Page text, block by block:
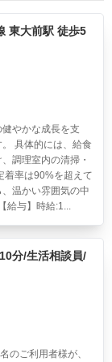
東大前駅 徒歩5
やかな成長を支
具体的には、給食
調理室内の清掃・
着率は90%を超えて
温かい雰囲気の中
給与】時給:1...
分/生活相談員/
のご利用者様が、